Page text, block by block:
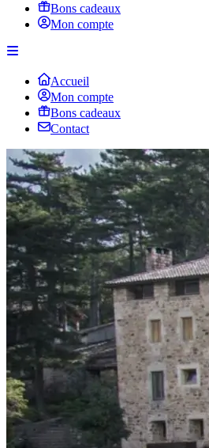
Bons cadeaux
Mon compte
Accueil
Mon compte
Bons cadeaux
Contact